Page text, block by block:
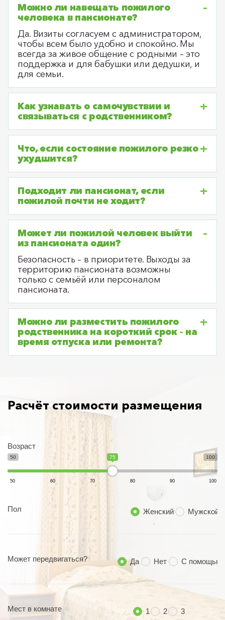
Можно ли навещать пожилого
человека в пансионате?
Да. Визиты согласуем с администратором,
чтобы всем было удобно и спокойно. Мы
всегда за живое общение с родными – это
поддержка и для бабушки или дедушки, и
для семьи.
Как узнавать о самочувствии и
связываться с родственником?
Что, если состояние пожилого резко
ухудшится?
Подходит ли пансионат, если
пожилой почти не ходит?
Может ли пожилой человек выйти
из пансионата один?
Безопасность – в приоритете. Выходы за
территорию пансионата возможны
только с семьёй или персоналом
пансионата.
Можно ли разместить пожилого
родственника на короткий срок – на
время отпуска или ремонта?
Расчёт стоимости размещения